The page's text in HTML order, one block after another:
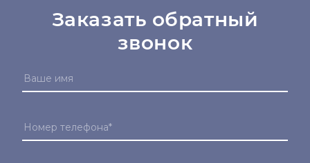
Заказать обратный
звонок